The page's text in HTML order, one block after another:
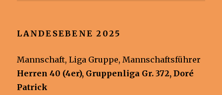
LANDESEBENE 2025
Mannschaft, Liga Gruppe, Mannschaftsführer
Herren 40 (4er), Gruppenliga Gr. 372, Doré
Patrick